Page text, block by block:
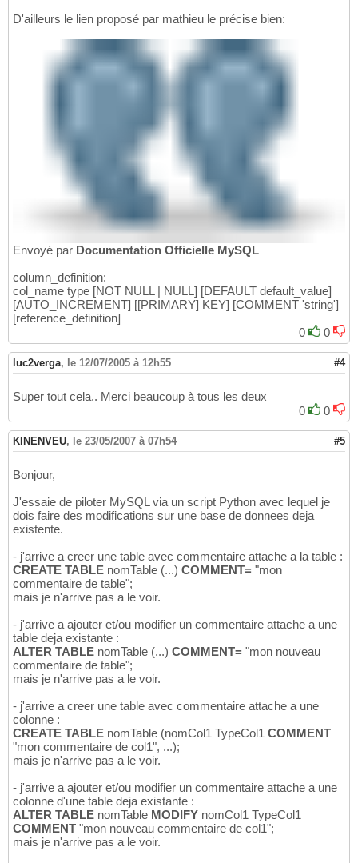
D'ailleurs le lien proposé par mathieu le précise bien:
Envoyé par Documentation Officielle MySQL
column_definition:
col_name type [NOT NULL | NULL] [DEFAULT default_value]
[AUTO_INCREMENT] [[PRIMARY] KEY] [COMMENT 'string']
[reference_definition]
0
0
luc2verga, le 12/07/2005 à 12h55 #4
Super tout cela.. Merci beaucoup à tous les deux
0
0
KINENVEU, le 23/05/2007 à 07h54 #5
Bonjour,
J'essaie de piloter MySQL via un script Python avec lequel je
dois faire des modifications sur une base de donnees deja
existente.
- j'arrive a creer une table avec commentaire attache a la table :
CREATE TABLE nomTable (...) COMMENT= "mon
commentaire de table";
mais je n'arrive pas a le voir.
- j'arrive a ajouter et/ou modifier un commentaire attache a une
table deja existante :
ALTER TABLE nomTable (...) COMMENT= "mon nouveau
commentaire de table";
mais je n'arrive pas a le voir.
- j'arrive a creer une table avec commentaire attache a une
colonne :
CREATE TABLE nomTable (nomCol1 TypeCol1 COMMENT
"mon commentaire de col1", ...);
mais je n'arrive pas a le voir.
- j'arrive a ajouter et/ou modifier un commentaire attache a une
colonne d'une table deja existante :
ALTER TABLE nomTable MODIFY nomCol1 TypeCol1
COMMENT "mon nouveau commentaire de col1";
mais je n'arrive pas a le voir.